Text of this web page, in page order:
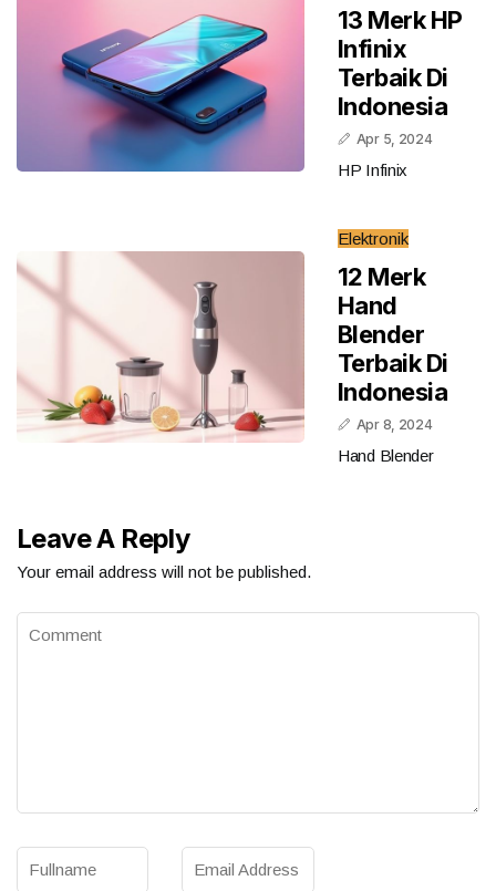
13 Merk HP
Infinix
Terbaik Di
Indonesia
Apr 5, 2024
HP Infinix
Elektronik
12 Merk
Hand
Blender
Terbaik Di
Indonesia
Apr 8, 2024
Hand Blender
Leave A Reply
Your email address will not be published.